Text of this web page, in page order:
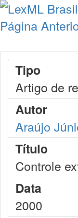
Página
Tipo
Artigo de
Autor
Araújo
Título
Controle
Data
2000